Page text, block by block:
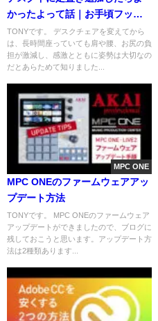
かったよって話｜お手頃フット
レストのレビュー
TONYです。 デスクチェアを変えてから
は、長時間座っていても肩や腰、お尻の負
担が激減し、感激とともに姿勢は大切なの
だとあらためて知りました...
MPC ONE
MPC ONEのファームウェアアッ
プデート方法
TONYです。 MPC ONEのファームウェア
アップデートができましたので、ブログに
残しておこうと思います。アップデート方
法は2種類あります...